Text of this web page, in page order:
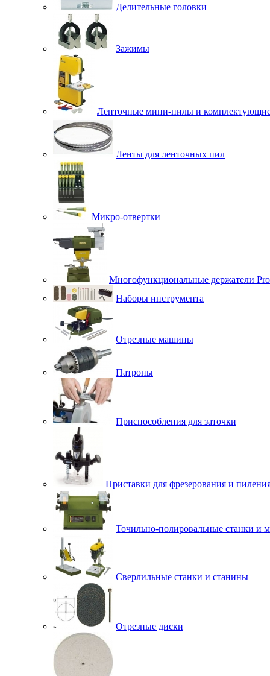
Делительные головки
Зажимы
Ленточные мини-пилы и
Ленты для ленточных пил
Микро-отвертки
Многофункциональные держатели
Наборы инструмента
Отрезные машины
Патроны
Приспособления для заточки
Приставки для фрезерования и
Точильно-полировальные станки и
Сверлильные станки и станины
Отрезные диски